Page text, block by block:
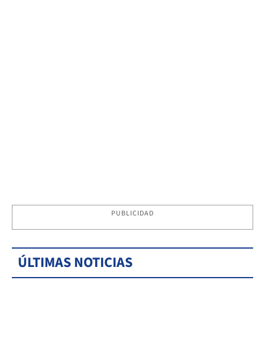
PUBLICIDAD
ÚLTIMAS NOTICIAS